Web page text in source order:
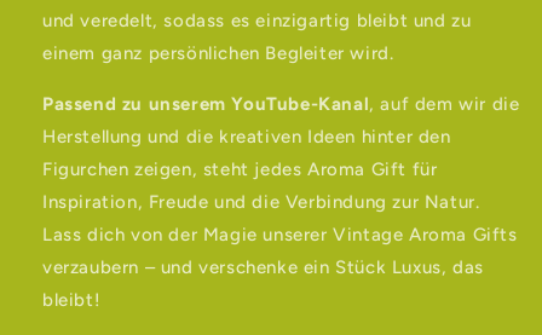
und veredelt, sodass es einzigartig bleibt und zu
einem ganz persönlichen Begleiter wird.
Passend zu unserem YouTube-Kanal, auf dem wir die
Herstellung und die kreativen Ideen hinter den
Figurchen zeigen, steht jedes Aroma Gift für
Inspiration, Freude und die Verbindung zur Natur.
Lass dich von der Magie unserer Vintage Aroma Gifts
verzaubern – und verschenke ein Stück Luxus, das
bleibt!